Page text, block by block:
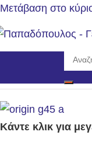
Μετάβαση στο
Αρχική σελίδα/
Κάντε κλικ για